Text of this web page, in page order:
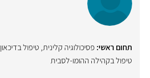
תחום ראשי: פסיכולוגיה קלינית, טיפול בדיכאון
טיפול בקהילה ההומו-לסבית